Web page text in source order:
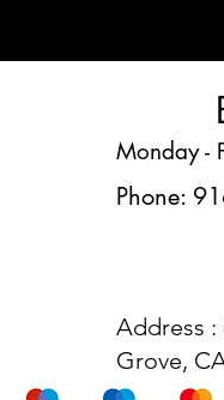
Monday -
Phone:
Address :
Grove,